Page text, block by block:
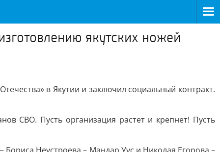
якутских ножей
в Якутии и заключил социальный контракт.
СВО. Пусть организация растет и крепнет! Пусть